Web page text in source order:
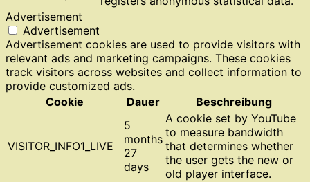
Advertisement
Advertisement
Advertisement cookies are used to provide visitors with
relevant ads and marketing campaigns. These cookies
track visitors across websites and collect information to
provide customized ads.
Cookie
Dauer Beschreibung
VISITOR_INFO1_LIVE
5
months
27
days
A cookie set by YouTube
to measure bandwidth
that determines whether
the user gets the new or
old player interface.